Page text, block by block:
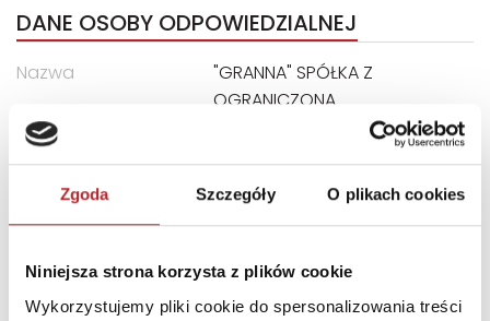
Zgoda Szczegóły O plikach cookies
Niniejsza strona korzysta z plików cookie
Wykorzystujemy pliki cookie do spersonalizowania treści
DANE OSOBY ODPOWIEDZIALNEJ
Nazwa
"GRANNA" SPÓŁKA Z
OGRANICZONĄ
ODPOWIEDZIALNOŚCIĄ
Ulica
ul. Edwarda Jelinka 48
Kod pocztowy
01-646
E-mail
bok@granna.pl